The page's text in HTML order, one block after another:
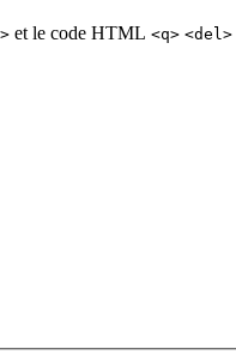
et le code HTML <q> <del>